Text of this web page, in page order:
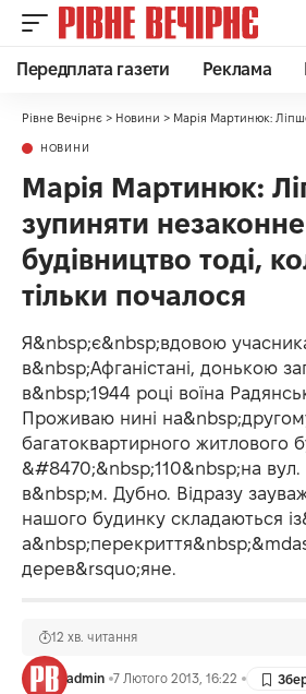
Передплата газети Реклама
Рівне Вечірнє > Новини > Марія Мартинюк: Ліпше зупиняти
НОВИНИ
Марія Мартинюк:
зупиняти незаконне
будівництво тоді,
тільки почалося
Я&nbsp;є&nbsp;вдовою
в&nbsp;Афганістані, донькою
в&nbsp;1944 році воїна
Проживаю нині
багатоквартирного житлового
&#8470;&nbsp;110&nbsp;на вул.
в&nbsp;м. Дубно. Відразу
нашого будинку складаються
дерев&rsquo;яне.
admin 7 Лютого 2013, 16:22
12 хв. читання